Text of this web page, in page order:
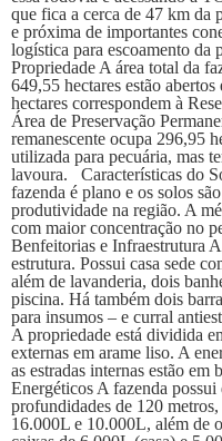
que fica a cerca de 47 km da
e próxima de importantes
logística para escoamento
Propriedade A área total da
649,55 hectares estão
hectares correspondem à
Área de Preservação
remanescente ocupa 296,95
utilizada para pecuária, mas
lavoura. Características do
fazenda é plano e os solos
produtividade na região. A
com maior concentração no
Benfeitorias e Infraestrutura
estrutura. Possui casa sede
além de lavanderia, dois
piscina. Há também dois
para insumos – e curral
A propriedade está dividida
externas em arame liso. A
as estradas internas estão
Energéticos A fazenda
profundidades de 120 metros,
16.000L e 10.000L, além de